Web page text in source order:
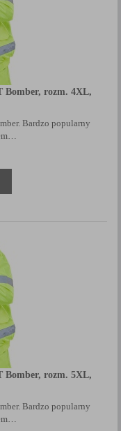
Bomber, rozm. 4XL,
Bardzo popularny
Bomber, rozm. 5XL,
Bardzo popularny